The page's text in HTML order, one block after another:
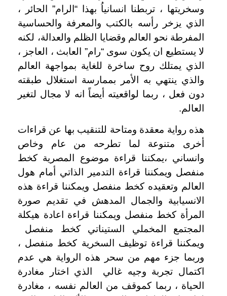
وسخريتها ، تربطنا انسانياُ بهذا “الرام” الحائر ،
الذي يزخر رأسه بالكتب والمعرفة والحساسية
المفرطة نحو العالم وقضايا الظلم والعدالة، لكنه
لا يستطيع ان يكون سوى “رام” العابث ، العاجز ،
الذي يمتلك روح ساخرة للغاية بمواجهة العالم
والذي ينتهي به الأمر بممارسة استغلال طبقته
دون فعل ، ربما لواقعيته أيضاً انه لا مجال لتغير
العالم.
هذه رواية معقدة ومتاحة للتنقيب بها عن قراءات
أخرى متنوعة لما تطرحه من عام وخاص
وانساني ،يمكننا قراءة موضوع المصرية كخط
منفصل ويمكننا قراءة التدمير الذاتي أمام هول
العالم وتعقيده كخط منفصل ويمكننا قراءة هذه
الانسيابية والجمال المدهش في تقديم صورة
المرأة كخط منفصل ويمكننا قراءة اعادة هيكلة
المجتمع المخملي الستيناتي كخط منفصل
ويمكننا قراءة توظيف السخرية كخط منفصل ،
وربما جزء مهم من سحر هذه الرواية هي عدم
اكتمال تجربة وجيه غالي الذي اختار مغادرة
الحياة ، ربما كموقف من العالم نفسه ، مغادرة